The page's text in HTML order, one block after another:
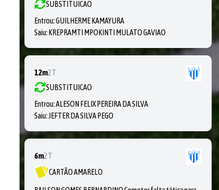
SUBSTITUICAO
Entrou:GUILHERME KAMAYURA
Saiu: KREPRAMTI MPOKINTI MULATO GAVIAO
12m2T
SUBSTITUICAO
Entrou:ALESON FELIX PEREIRA DA SILVA
Saiu:JEFTER DA SILVA PEGO
6m2T
CARTÃO AMARELO